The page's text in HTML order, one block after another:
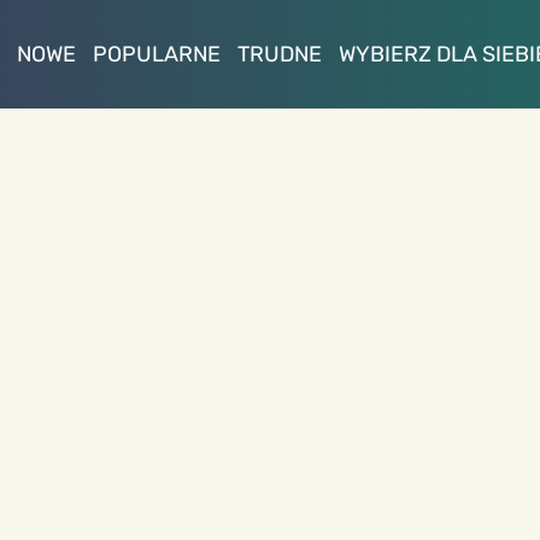
NOWE POPULARNE TRUDNE WYBIERZ DLA